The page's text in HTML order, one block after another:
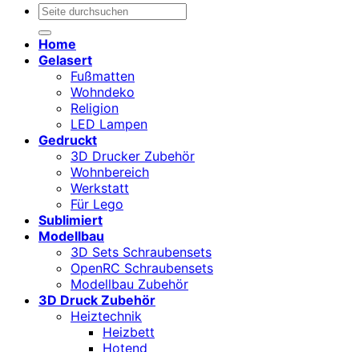
Suchen
Home
Gelasert
Fußmatten
Wohndeko
Religion
LED Lampen
Gedruckt
3D Drucker Zubehör
Wohnbereich
Werkstatt
Für Lego
Sublimiert
Modellbau
3D Sets Schraubensets
OpenRC Schraubensets
Modellbau Zubehör
3D Druck Zubehör
Heiztechnik
Heizbett
Hotend